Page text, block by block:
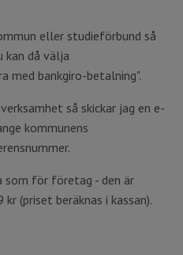
eller studieförbund så
kan då välja
med bankgiro-betalning".
så skickar jag en e-
kommunens
som för företag - den är
(priset beräknas i kassan).